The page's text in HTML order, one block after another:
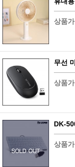
상품
무선
상품
DK-
상품